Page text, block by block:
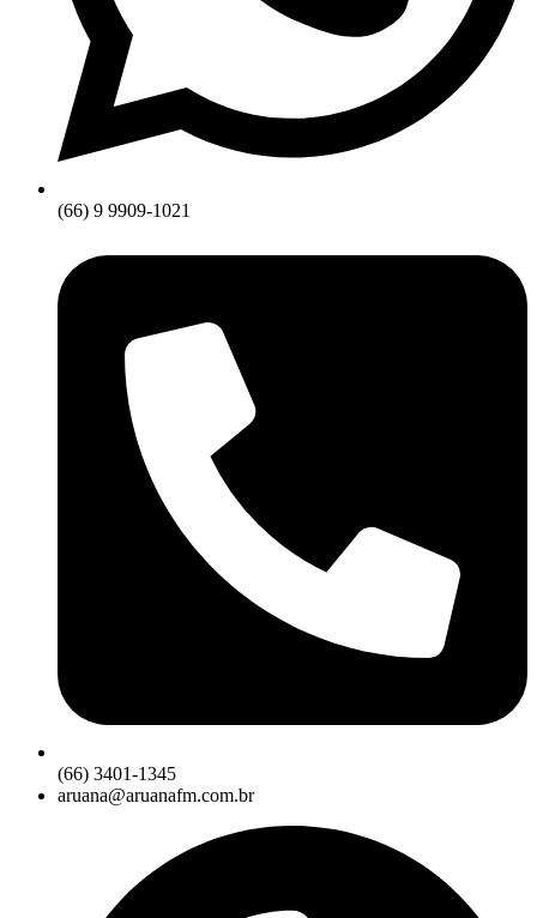
(66) 9 9909-1021
(66) 3401-1345
aruana@aruanafm.com.br